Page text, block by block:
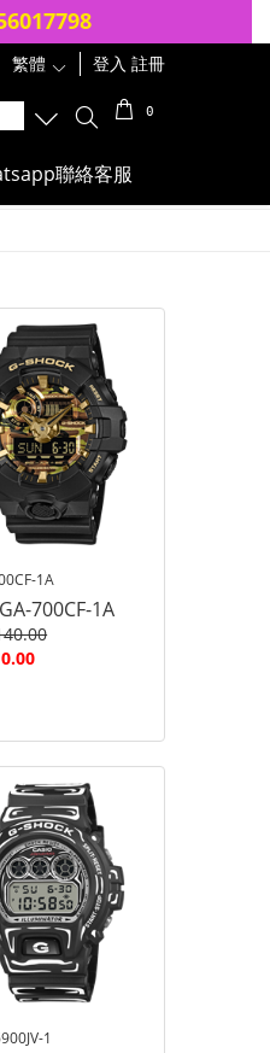
登入 註冊
繁體
0
聯絡客服
1A
700CF-1A
1